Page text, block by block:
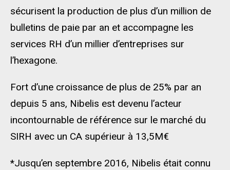
sécurisent la production de plus d’un million de
bulletins de paie par an et accompagne les
services RH d’un millier d’entreprises sur
l’hexagone.
Fort d’une croissance de plus de 25% par an
depuis 5 ans, Nibelis est devenu l’acteur
incontournable de référence sur le marché du
SIRH avec un CA supérieur à 13,5M€
*Jusqu’en septembre 2016, Nibelis était connu